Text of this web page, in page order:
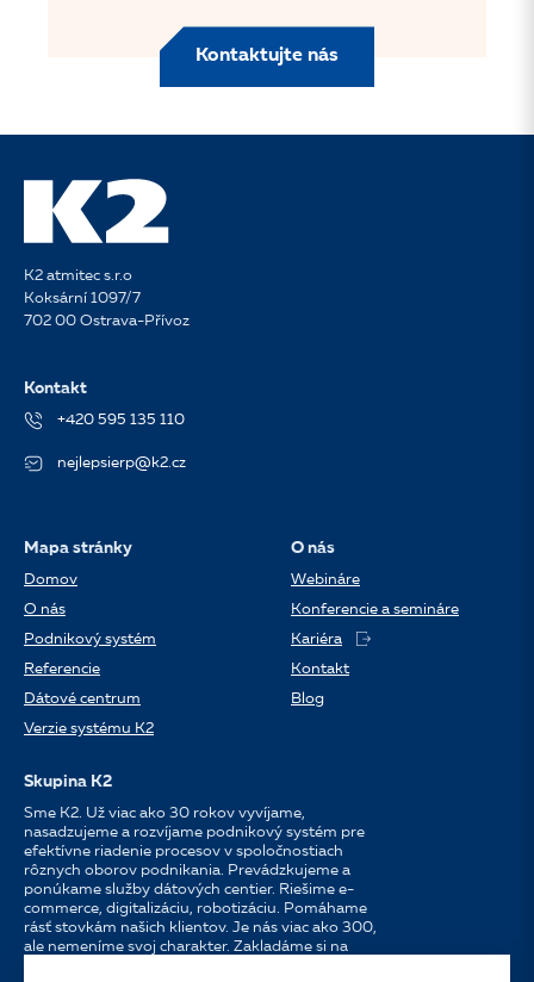
Kontaktujte nás
K2 atmitec s.r.o
Koksární 1097/7
702 00 Ostrava-Přívoz
Kontakt
+420 595 135 110
nejlepsierp@k2.cz
Mapa stránky
Domov
O nás
Podnikový systém
Referencie
Dátové centrum
Verzie systému K2
O nás
Webináre
Konferencie a semináre
Kariéra
Kontakt
Blog
Skupina K2
Sme K2. Už viac ako 30 rokov vyvíjame,
nasadzujeme a rozvíjame podnikový systém pre
efektívne riadenie procesov v spoločnostiach
rôznych oborov podnikania. Prevádzkujeme a
ponúkame služby dátových centier. Riešime e-
commerce, digitalizáciu, robotizáciu. Pomáhame
rásť stovkám našich klientov. Je nás viac ako 300,
ale nemeníme svoj charakter. Zakladáme si na